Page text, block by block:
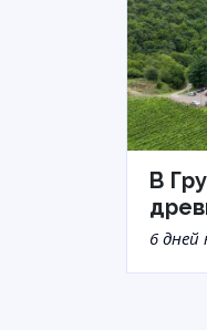
В
6 дней